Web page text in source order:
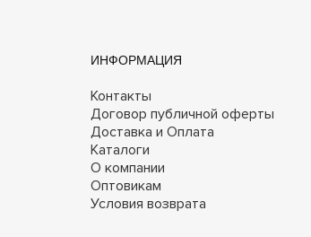
ИНФОРМАЦИЯ
Контакты
Договор публичной оферты
Доставка и Оплата
Каталоги
О компании
Оптовикам
Условия возврата